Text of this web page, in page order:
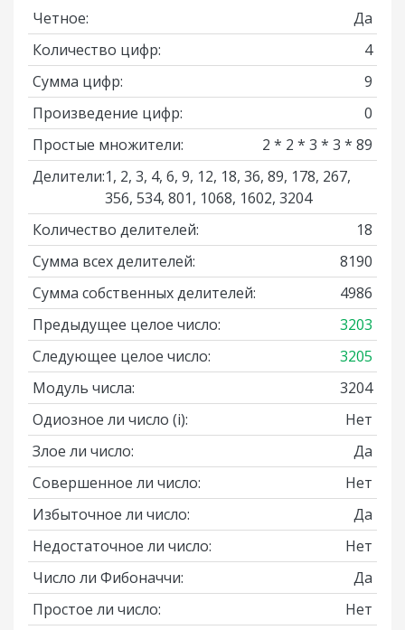
Четное:
Да
Количество цифр:
4
Сумма цифр:
9
Произведение цифр:
0
Простые множители:
2 * 2 * 3 * 3 * 89
Делители:1, 2, 3, 4, 6, 9, 12, 18, 36, 89, 178, 267,
356, 534, 801, 1068, 1602, 3204
Количество делителей:
18
Сумма всех делителей:
8190
Сумма собственных делителей:
4986
Предыдущее целое число:
3203
Следующее целое число:
3205
Модуль числа:
3204
Одиозное ли число (i):
Нет
Злое ли число:
Да
Совершенное ли число:
Нет
Избыточное ли число:
Да
Недостаточное ли число:
Нет
Число ли Фибоначчи:
Да
Простое ли число:
Нет